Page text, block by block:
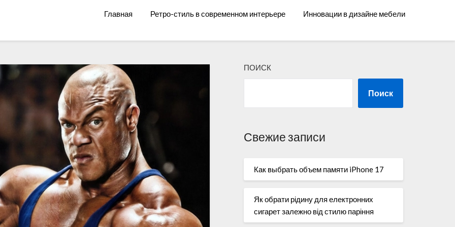
Главная Ретро-стиль в современном интерьере Инновации в дизайне мебели
ПОИСК
Поиск
Свежие записи
Как выбрать объем памяти iPhone 17
Як обрати рідину для електронних
сигарет залежно від стилю паріння